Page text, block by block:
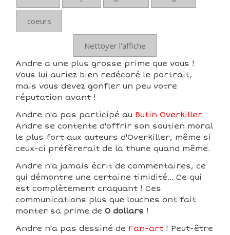
coeurs
Nettoyer l'affiche
Andre a une plus grosse prime que vous !
Vous lui auriez bien redécoré le portrait,
mais vous devez gonfler un peu votre
réputation avant !
Andre n'a pas participé au Butin Overkiller.
Andre se contente d'offrir son soutien moral
le plus fort aux auteurs d'Overkiller, même si
ceux-ci préfèrerait de la thune quand même.
Andre n'a jamais écrit de commentaires, ce
qui démontre une certaine timidité... Ce qui
est complètement craquant ! Ces
communications plus que louches ont fait
monter sa prime de 0 dollars !
Andre n'a pas dessiné de Fan-art ! Peut-être